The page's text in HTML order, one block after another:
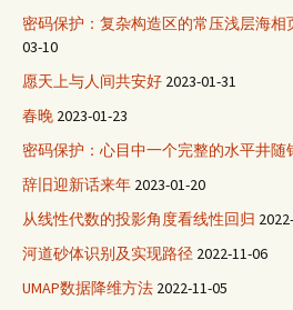
密码保护：复杂构造区的常压浅层海
03-10
愿天上与人间共安好 2023-01-31
春晚 2023-01-23
密码保护：心目中一个完整的水平井随
辞旧迎新话来年 2023-01-20
从线性代数的投影角度看线性回归
河道砂体识别及实现路径 2022-11-06
UMAP数据降维方法 2022-11-05